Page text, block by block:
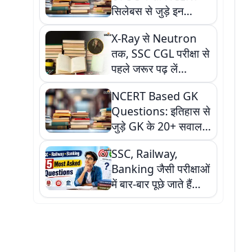
सिलेबस से जुड़े इन
सवालों को जरूर पढ़ें
X-Ray से Neutron
तक, SSC CGL परीक्षा से
पहले जरूर पढ़ लें
डिस्कवरी से जुड़े ये 20+
सवाल
NCERT Based GK
Questions: इतिहास से
जुड़े GK के 20+ सवाल-
जवाब, UPSC तैयारी के
लिए पूरा गाइड
SSC, Railway,
Banking जैसी परीक्षाओं
में बार-बार पूछे जाते हैं
संविधान GK के ये 15